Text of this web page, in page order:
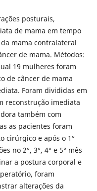
posturais,
de mama em tempo
mama contralateral
de mama. Métodos:
19 mulheres foram
de câncer de mama
Foram divididas em
reconstrução imediata
também com
as pacientes foram
cirúrgico e após o 1°
no 2°, 3°, 4° e 5° mês
a postura corporal e
foram
alterações da